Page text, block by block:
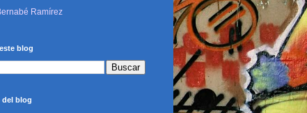
Ramírez
blog
del blog